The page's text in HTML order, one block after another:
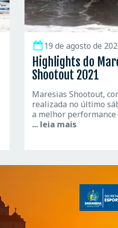
19 de agosto de
Highlights do
Shootout 2021
Maresias Shootout,
realizada no último
a melhor performance
... leia mais